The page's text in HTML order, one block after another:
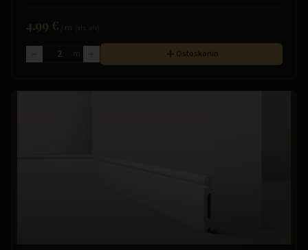
4.99 € /m
m Ostoskoriin